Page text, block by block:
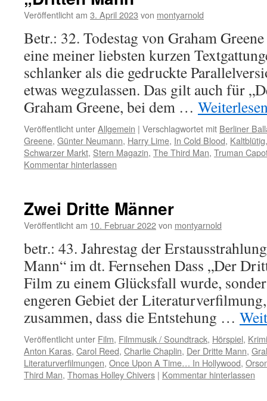
Veröffentlicht am 3. April 2023 von montyarnold
Betr.: 32. Todestag von Graham
eine meiner liebsten kurzen
schlanker als die gedruckte
etwas wegzulassen. Das gilt auch für
Graham Greene, bei dem …
Veröffentlicht unterAllgemein | Verschlagwortet mit Berliner
Greene, Günter Neumann, Harry Lime, In Cold Blood, Kaltblütig
Schwarzer Markt, Stern Magazin, The Third Man, Truman
Kommentar hinterlassen
Zwei Dritte Männer
Veröffentlicht am 10. Februar 2022von montyarnold
betr.: 43. Jahrestag der
Mann“ im dt. Fernsehen Dass „Der
Film zu einem Glücksfall wurde,
engeren Gebiet der
zusammen, dass die Entstehung …
Veröffentlicht unter Film, Filmmusik / Soundtrack, Hörspiel, Krimi
Anton Karas, Carol Reed, Charlie Chaplin, Der Dritte Mann,
Literaturverfilmungen, Once Upon A Time… In Hollywood,
Third Man, Thomas Holley Chivers | Kommentar hinterlassen